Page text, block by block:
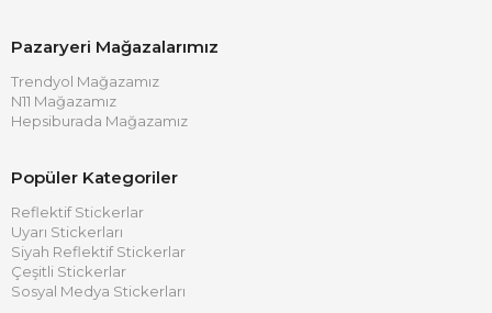
Pazaryeri Mağazalarımız
Trendyol Mağazamız
N11 Mağazamız
Hepsiburada Mağazamız
Popüler Kategoriler
Reflektif Stickerlar
Uyarı Stickerları
Siyah Reflektif Stickerlar
Çeşitli Stickerlar
Sosyal Medya Stickerları